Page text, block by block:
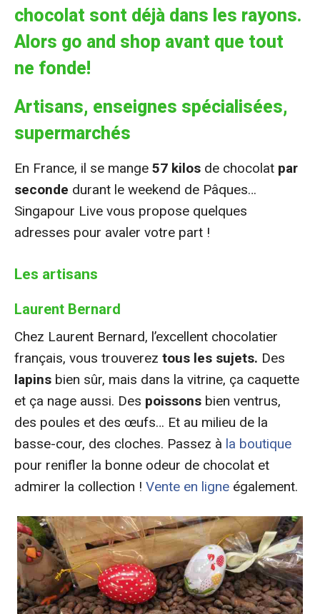
chocolat sont déjà dans les rayons.
Alors go and shop avant que tout
ne fonde!
Artisans, enseignes spécialisées,
supermarchés
En France, il se mange 57 kilos de chocolat par
seconde durant le weekend de Pâques…
Singapour Live vous propose quelques
adresses pour avaler votre part !
Les artisans
Laurent Bernard
Chez Laurent Bernard, l’excellent chocolatier
français, vous trouverez tous les sujets. Des
lapins bien sûr, mais dans la vitrine, ça caquette
et ça nage aussi. Des poissons bien ventrus,
des poules et des œufs… Et au milieu de la
basse-cour, des cloches. Passez à la boutique
pour renifler la bonne odeur de chocolat et
admirer la collection ! Vente en ligne également.